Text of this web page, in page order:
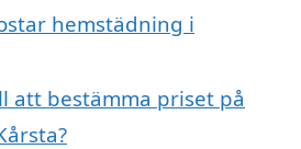
hemstädning i
att bestämma priset på